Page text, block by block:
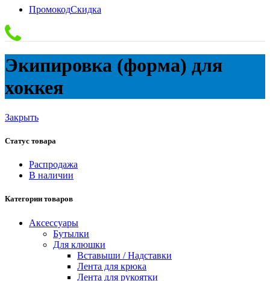
ПромокодСкидка
Экипировка (форма) для
хоккея
Закрыть
Статус товара
Распродажа
В наличии
Категории товаров
Аксессуары
Бутылки
Для клюшки
Вставыши / Надставки
Лента для крюка
Лента для рукоятки